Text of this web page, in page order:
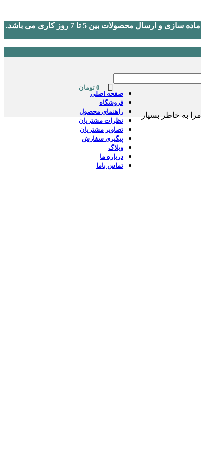
(در صورت نیاز به پشتیبانی لطفا در روزهای کاری و غیر تعطیل از ساعت 9 الی 17 به شماره 09046151633 اس ام اس یا در بله پیغام دهید.) ( بازه آماده سازی و ارسال محصولات بین 5 تا 7 روز کاری می باشد.
مرا به خاطر بسپار
0 تومان
صفحه اصلی
فروشگاه
راهنمای محصول
نظرات مشتریان
تصاویر مشتریان
پیگیری سفارش
وبلاگ
درباره ما
تماس باما